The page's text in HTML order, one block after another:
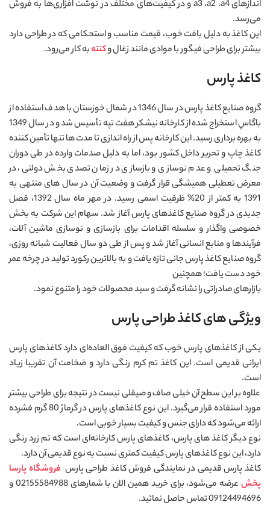
اندازهای a3 ،a2 ،a4 و در کیفیت‌های مختلف در نوشت افزاری‌ها به فروش
می‌رسد.
این کاغذ به دلیل بافت خوب، قیمت مناسب و استحکامی که در طراحی دارد
بیشتر برای طراحی فیگور با موادی مانند زغال وکنتهبه کار می‌رود.
کاغذ پارس
گروه صنایع کاغذ پارس در سال 1346 در شمال خوزستان با هدف استفاده از
باگاسِ استخراج شده از کارخانه نیشکر هفت تپه تأسیس شد و در سال 1349
به بهره برداری رسید. این کارخانه پس از راه اندازی تا مدت ها تنها تأمین کننده
کاغذ چاپ و تحریر داخل کشور بود، اما به دلیل صدمات وارده در طی دوران
جنگ تحمیلی و عدم نوسازی و بازسازی در زمان تصدی بخش دولتی، در
معرض تعطیلی همیشگی قرار گرفت و وضعیت آن در سال های منتهی به
1391 به کمتر از 20% ظرفیت اسمی رسید. در مهر ماه سال 1392، فصل
جدیدی در گروه صنایع کاغذهای پارس آغاز شد. سهام این شرکت به بخش
خصوصی واگذار و سلسله اقدامات برای بازسازی و نوسازی ماشین آلات،
فرآیندها و منابع انسانی آغاز شد و پس از طی دو سال فعالیت شبانه روزی،
گروه صنایع کاغذ پارس جانی تازه یافت و به بالاترین رکورد تولید در چرخه عمر
خود دست یافت؛ همچنین
بازارهای صادراتی را نشانه گرفت و سبد محصولات خود را متنوع نمود.
ویژگی های کاغذ طراحی پارس
یکی از کاغذهای پارس خوب که کیفیت فوق العاده‌ای دارد کاغذهای پارس
ایرانی قدیمی است. این کاغذ تم کرم رنگی دارد و ضخامت آن تقریبا زیاد
است.
علاوه بر این سطح آن خیلی صاف و صیقلی نیست در نتیجه برای طراحی بیشتر
مورد استفاده قرار می‌گیرد. این نوع کاغذهای پارس در گرماژ 80 گرم فشرده
ارائه می‌شود که دارای جنس و کیفیت بسیار خوبی است.
نوع دیگر کاغذ های پارس، کاغذهای پارس کارخانه‌ای است که تم زرد رنگی
دارد، این نوع کاغذهای پارس کیفیت کمتری نسبت به نوع قدیمی آن دارد.
کاغذ پارس قدیمی در نمایندگی فروش کاغذ طراحی پارس فروشگاه پارسا
پخش
عرضه می‌شود، برای خرید همین الان با شمار‌های 02155584988 و
09124494696 تماس حاصل نمائید.